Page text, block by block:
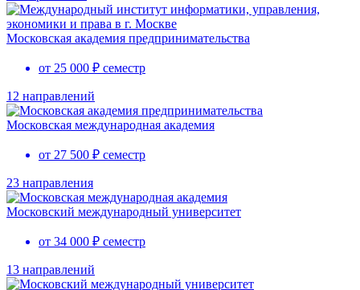
Московская академия предпринимательства
от 25 000 ₽ семестр
12 направлений
Московская международная академия
от 27 500 ₽ семестр
23 направления
Московский международный университет
от 34 000 ₽ семестр
13 направлений